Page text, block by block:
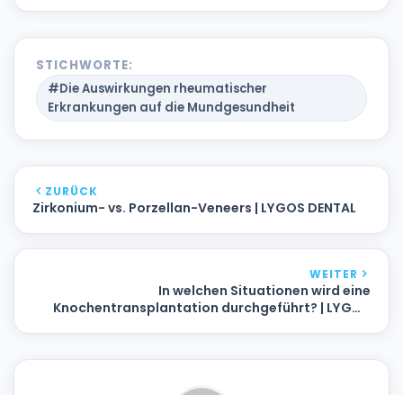
STICHWORTE:
#Die Auswirkungen rheumatischer
Erkrankungen auf die Mundgesundheit
ZURÜCK
Zirkonium- vs. Porzellan-Veneers | LYGOS DENTAL
WEITER
In welchen Situationen wird eine
Knochentransplantation durchgeführt? | LYGOS